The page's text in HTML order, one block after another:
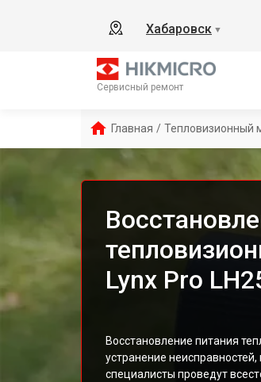
Хабаровск ▼
Сервисный ремонт
Главная / Тепловизионный
Lynx Pro
Восстановление питания
устранение
специалисты проведут